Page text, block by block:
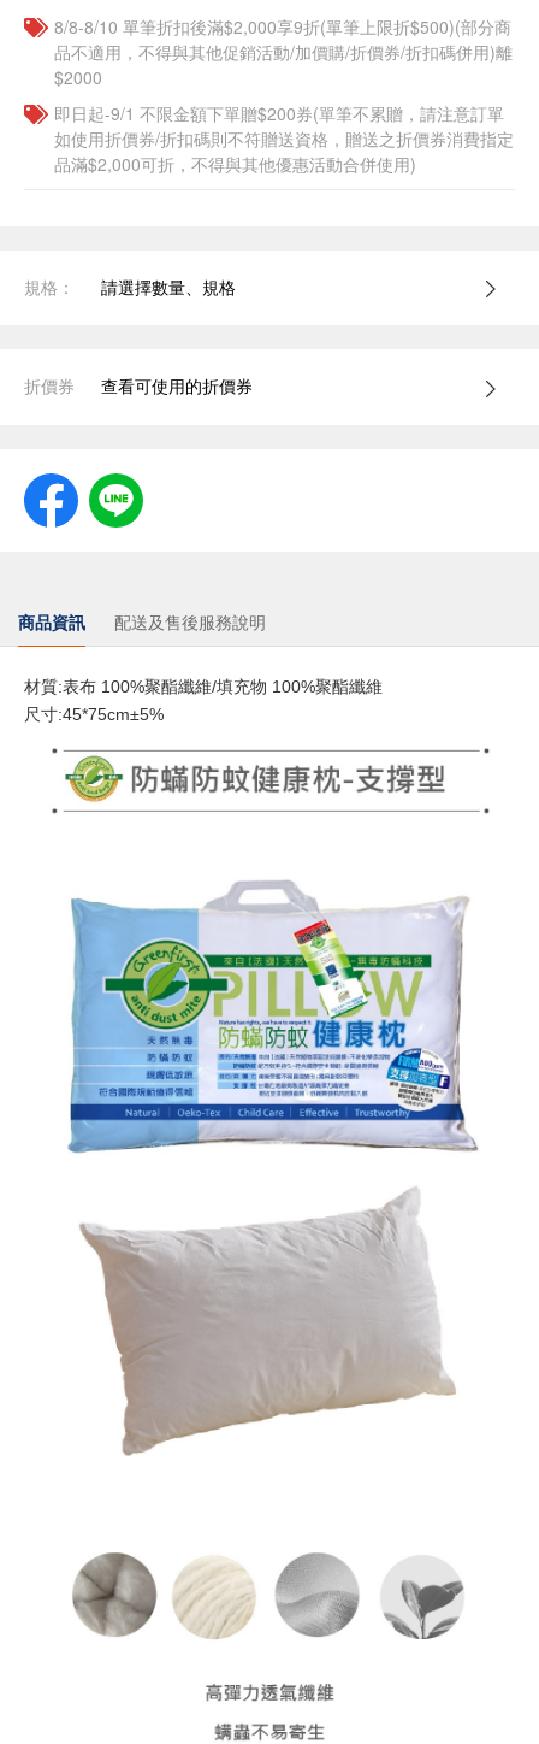
8/8-8/10 單筆折扣後滿$2,000享9折(單筆上限折$500)(部分商
品不適用，不得與其他促銷活動/加價購/折價券/折扣碼併用)離
$2000
即日起-9/1 不限金額下單贈$200券(單筆不累贈，請注意訂單
如使用折價券/折扣碼則不符贈送資格，贈送之折價券消費指定
品滿$2,000可折，不得與其他優惠活動合併使用)
規格： 請選擇數量、規格
折價券 查看可使用的折價券
商品資訊 配送及售後服務說明
材質:表布 100%聚酯纖維/填充物 100%聚酯纖維
尺寸:45*75cm±5%